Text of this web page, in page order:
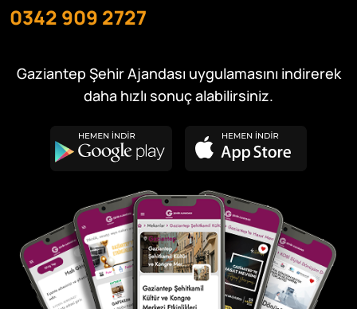
0342 909 2727
Gaziantep Şehir Ajandası uygulamasını indirerek
daha hızlı sonuç alabilirsiniz.